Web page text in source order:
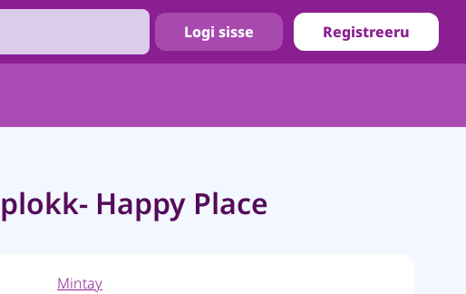
Logi sisse Registreeru
Happy Place
Mintay